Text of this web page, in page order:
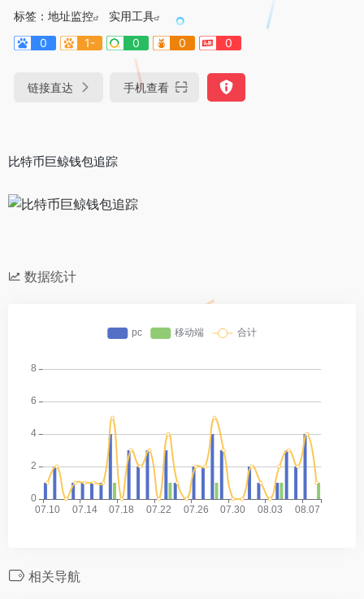
标签： 地址监控
实用工具
0
1- 0 0 0
链接直达 手机查看
比特币巨鲸钱包追踪
数据统计
相关导航